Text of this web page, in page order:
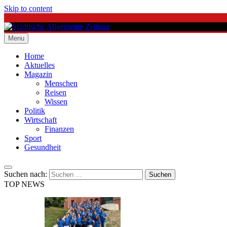
Skip to content
Städtische Allgemeine Zeitung
Menu
Home
Aktuelles
Magazin
Menschen
Reisen
Wissen
Politik
Wirtschaft
Finanzen
Sport
Gesundheit
Suchen nach:
TOP NEWS